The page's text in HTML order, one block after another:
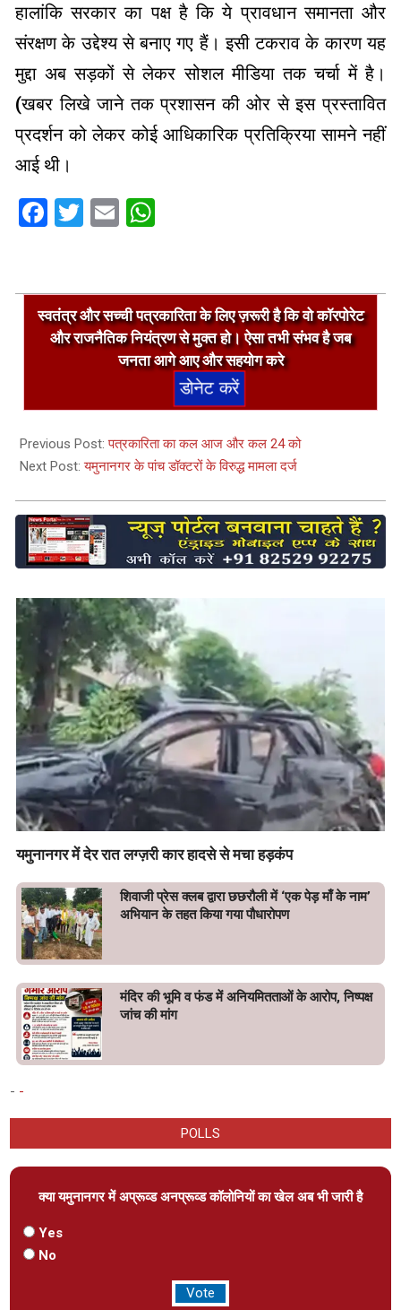
हालांकि सरकार का पक्ष है कि ये प्रावधान समानता और
संरक्षण के उद्देश्य से बनाए गए हैं। इसी टकराव के कारण यह
मुद्दा अब सड़कों से लेकर सोशल मीडिया तक चर्चा में है।
(खबर लिखे जाने तक प्रशासन की ओर से इस प्रस्तावित
प्रदर्शन को लेकर कोई आधिकारिक प्रतिक्रिया सामने नहीं
आई थी।
Facebook
Twitter
Email
स्वतंत्र और सच्ची पत्रकारिता के लिए ज़रूरी है कि वो कॉरपोरेट
और राजनैतिक नियंत्रण से मुक्त हो। ऐसा तभी संभव है जब
जनता आगे आए और सहयोग करे
Previous Post:पत्रकारिता का कल आज और कल 24 को
Next Post:यमुनानगर के पांच डॉक्टरों के विरुद्ध मामला दर्ज
यमुनानगर में देर रात लग्ज़री कार हादसे से मचा हड़कंप
शिवाजी प्रेस क्लब द्वारा छछरौली में ‘एक पेड़ माँ के नाम’
अभियान के तहत किया गया पौधारोपण
मंदिर की भूमि व फंड में अनियमितताओं के आरोप, निष्पक्ष
जांच की मांग
- -
POLLS
क्या यमुनानगर में अप्रूव्ड अनप्रूव्ड कॉलोनियों का खेल अब भी जारी है
Yes
No